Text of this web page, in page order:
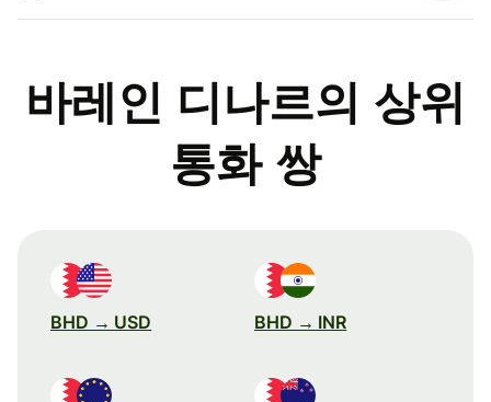
바레인 디나르의 상위
통화 쌍
BHD → USD BHD → INR